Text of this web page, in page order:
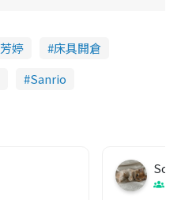
婷
床具開倉
Sanrio
Soul